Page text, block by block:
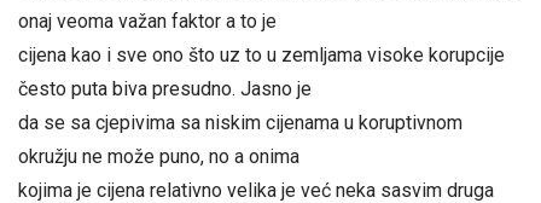
onaj veoma važan faktor a to je
cijena kao i sve ono što uz to u zemljama visoke korupcije
često puta biva presudno. Jasno je
da se sa cjepivima sa niskim cijenama u koruptivnom
okružju ne može puno, no a onima
kojima je cijena relativno velika je već neka sasvim druga